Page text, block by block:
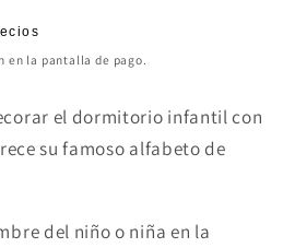
en la pantalla de pago.
el dormitorio infantil con
su famoso alfabeto de
del niño o niña en la